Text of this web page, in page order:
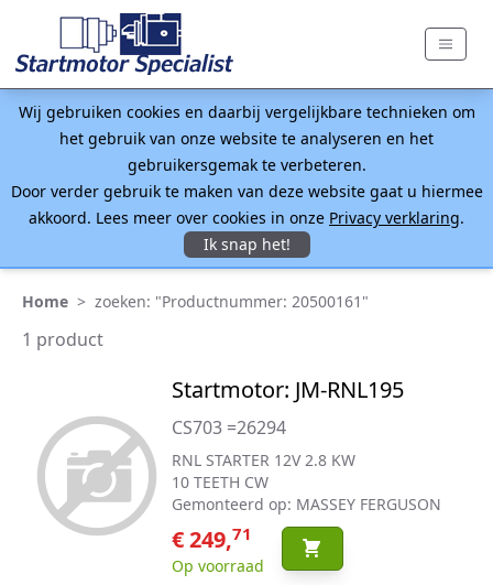
Wij gebruiken cookies en daarbij vergelijkbare technieken om
het gebruik van onze website te analyseren en het
gebruikersgemak te verbeteren.
Door verder gebruik te maken van deze website gaat u hiermee
akkoord. Lees meer over cookies in onze Privacy verklaring.
Ik snap het!
Home > zoeken: "Productnummer: 20500161"
1 product
Startmotor: JM-RNL195
CS703 =26294
RNL STARTER 12V 2.8 KW
10 TEETH CW
Gemonteerd op: MASSEY FERGUSON
€ 249,71
Op voorraad